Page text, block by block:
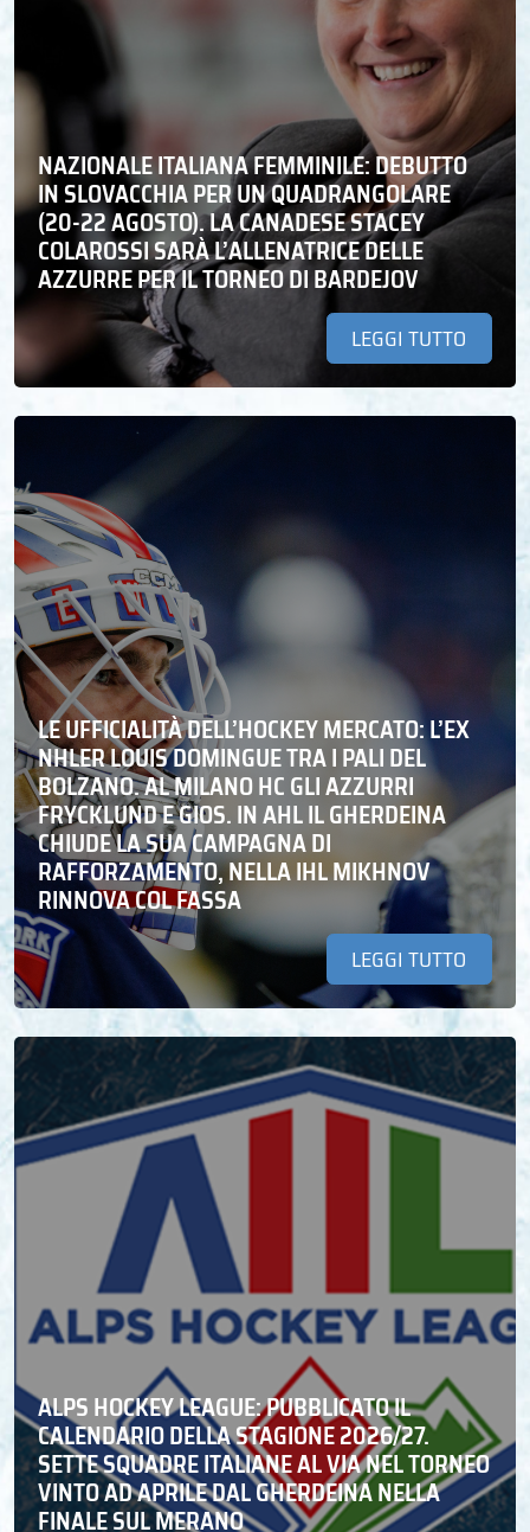
NAZIONALE ITALIANA FEMMINILE: DEBUTTO
IN SLOVACCHIA PER UN QUADRANGOLARE
(20-22 AGOSTO). LA CANADESE STACEY
COLAROSSI SARÀ L’ALLENATRICE DELLE
AZZURRE PER IL TORNEO DI BARDEJOV
LEGGI TUTTO
LE UFFICIALITÀ DELL’HOCKEY MERCATO: L’EX
NHLER LOUIS DOMINGUE TRA I PALI DEL
BOLZANO. AL MILANO HC GLI AZZURRI
FRYCKLUND E GIOS. IN AHL IL GHERDEINA
CHIUDE LA SUA CAMPAGNA DI
RAFFORZAMENTO, NELLA IHL MIKHNOV
RINNOVA COL FASSA
LEGGI TUTTO
ALPS HOCKEY LEAGUE: PUBBLICATO IL
CALENDARIO DELLA STAGIONE 2026/27.
SETTE SQUADRE ITALIANE AL VIA NEL TORNEO
VINTO AD APRILE DAL GHERDEINA NELLA
FINALE SUL MERANO